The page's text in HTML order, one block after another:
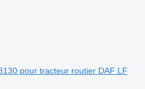
pour tracteur routier DAF LF